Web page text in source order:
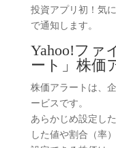
投資アプリ初！気
で通知します。
Yahoo!ファ
ート」株価
株価アラートは、
ービスです。
あらかじめ設定し
した値や割合（率